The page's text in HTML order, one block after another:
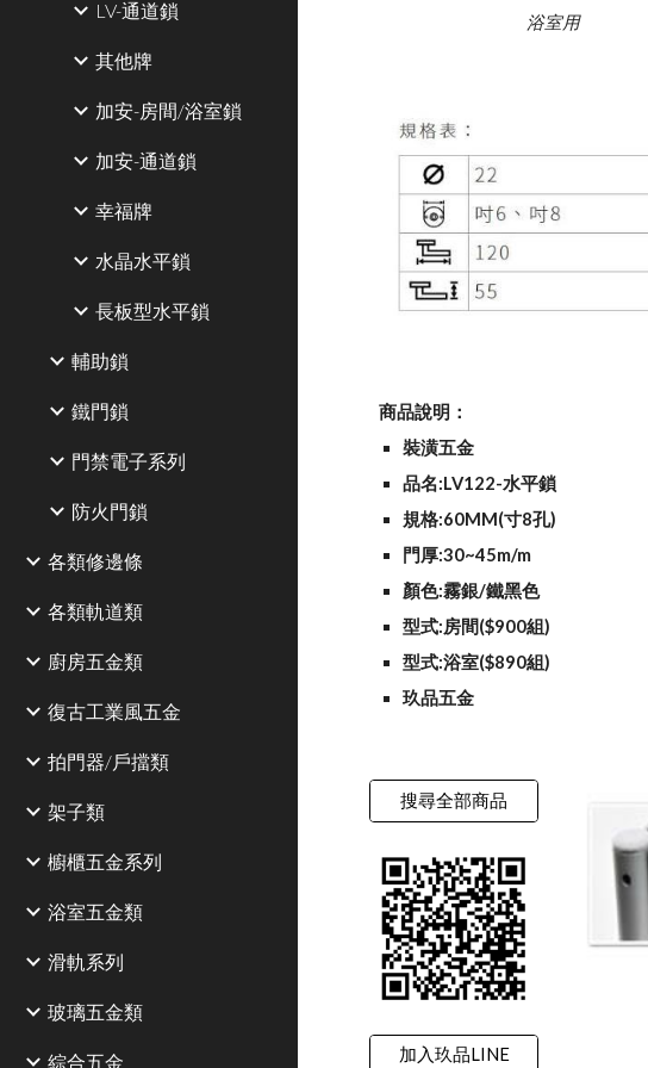
LV-通道鎖
其他牌
加安-房間/浴室鎖
加安-通道鎖
幸福牌
水晶水平鎖
長板型水平鎖
輔助鎖
鐵門鎖
門禁電子系列
防火門鎖
各類修邊條
各類軌道類
廚房五金類
復古工業風五金
拍門器/戶擋類
架子類
櫥櫃五金系列
浴室五金類
滑軌系列
玻璃五金類
綜合五金
浴室用
商品說明：
裝潢五金
品名:LV122-水平鎖
規格:60MM(寸8孔)
門厚:30~45m/m
顏色:霧銀/鐵黑色
型式:房間($900組)
型式:浴室($890組)
玖品五金
搜尋全部商品
加入玖品LINE